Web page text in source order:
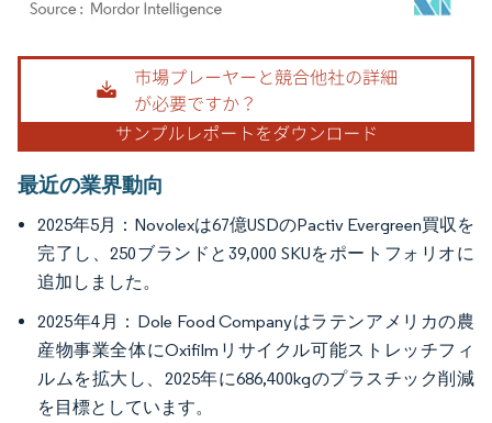
画像 © Mordor Intelligence。再利用にはCC BY 4.0の表示が必要です。
最近の業界動向
2025年5月：Novolexは67億USDのPactiv Evergreen買収を
完了し、250ブランドと39,000 SKUをポートフォリオに
追加しました。
2025年4月：Dole Food Companyはラテンアメリカの農
産物事業全体にOxifilmリサイクル可能ストレッチフィ
ルムを拡大し、2025年に686,400kgのプラスチック削減
を目標としています。